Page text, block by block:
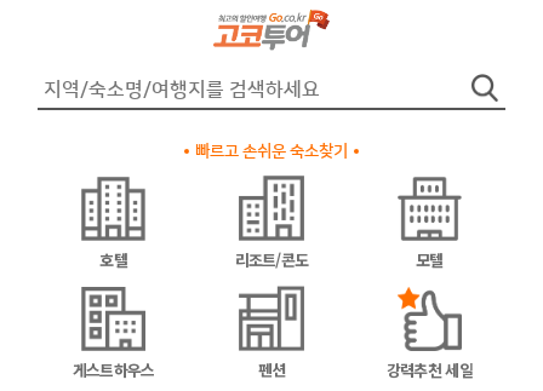
빠르고 손쉬운 숙소찾기
호텔 리조트/콘도 모텔
게스트하우스 펜션 강력추천 세일